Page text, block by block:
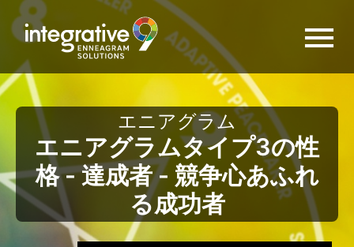
エニアグラム
エニアグラムタイプ3の性
格 - 達成者 - 競争心あふれ
る成功者